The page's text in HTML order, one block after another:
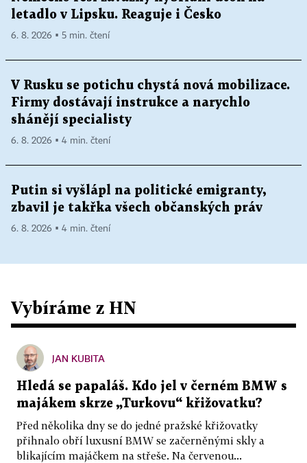
letadlo v Lipsku. Reaguje i Česko
6. 8. 2026 ▪ 5 min. čtení
V Rusku se potichu chystá nová mobilizace.
Firmy dostávají instrukce a narychlo
shánějí specialisty
6. 8. 2026 ▪ 4 min. čtení
Putin si vyšlápl na politické emigranty,
zbavil je takřka všech občanských práv
6. 8. 2026 ▪ 4 min. čtení
Vybíráme z HN
JAN KUBITA
Hledá se papaláš. Kdo jel v černém BMW s
majákem skrze „Turkovu“ křižovatku?
Před několika dny se do jedné pražské křižovatky
přihnalo obří luxusní BMW se začerněnými skly a
blikajícím majáčkem na střeše. Na červenou...